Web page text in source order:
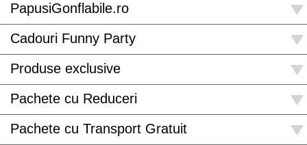
PapusiGonflabile.ro
Cadouri Funny Party
Produse exclusive
Pachete cu Reduceri
Pachete cu Transport Gratuit